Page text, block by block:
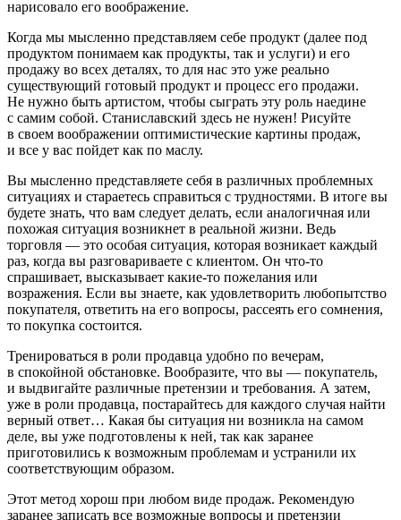
нарисовало его воображение.
Когда мы мысленно представляем себе продукт (далее под
продуктом понимаем как продукты, так и услуги) и его
продажу во всех деталях, то для нас это уже реально
существующий готовый продукт и процесс его продажи.
Не нужно быть артистом, чтобы сыграть эту роль наедине
с самим собой. Станиславский здесь не нужен! Рисуйте
в своем воображении оптимистические картины продаж,
и все у вас пойдет как по маслу.
Вы мысленно представляете себя в различных проблемных
ситуациях и стараетесь справиться с трудностями. В итоге вы
будете знать, что вам следует делать, если аналогичная или
похожая ситуация возникнет в реальной жизни. Ведь
торговля — это особая ситуация, которая возникает каждый
раз, когда вы разговариваете с клиентом. Он что-то
спрашивает, высказывает какие-то пожелания или
возражения. Если вы знаете, как удовлетворить любопытство
покупателя, ответить на его вопросы, рассеять его сомнения,
то покупка состоится.
Тренироваться в роли продавца удобно по вечерам,
в спокойной обстановке. Вообразите, что вы — покупатель,
и выдвигайте различные претензии и требования. А затем,
уже в роли продавца, постарайтесь для каждого случая найти
верный ответ… Какая бы ситуация ни возникла на самом
деле, вы уже подготовлены к ней, так как заранее
приготовились к возможным проблемам и устранили их
соответствующим образом.
Этот метод хорош при любом виде продаж. Рекомендую
заранее записать все возможные вопросы и претензии